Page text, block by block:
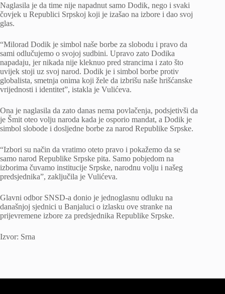
Naglasila je da time nije napadnut samo Dodik, nego i svaki
čovjek u Republici Srpskoj koji je izašao na izbore i dao svoj
glas.
“Milorad Dodik je simbol naše borbe za slobodu i pravo da
sami odlučujemo o svojoj sudbini. Upravo zato Dodika
napadaju, jer nikada nije kleknuo pred strancima i zato što
uvijek stoji uz svoj narod. Dodik je i simbol borbe protiv
globalista, smetnja onima koji žele da izbrišu naše hrišćanske
vrijednosti i identitet”, istakla je Vulićeva.
Ona je naglasila da zato danas nema povlačenja, podsjetivši da
je Šmit oteo volju naroda kada je osporio mandat, a Dodik je
simbol slobode i dosljedne borbe za narod Republike Srpske.
“Izbori su način da vratimo oteto pravo i pokažemo da se
samo narod Republike Srpske pita. Samo pobjedom na
izborima čuvamo institucije Srpske, narodnu volju i našeg
predsjednika”, zaključila je Vulićeva.
Glavni odbor SNSD-a donio je jednoglasnu odluku na
današnjoj sjednici u Banjaluci o izlasku ove stranke na
prijevremene izbore za predsjednika Republike Srpske.
Izvor: Srna